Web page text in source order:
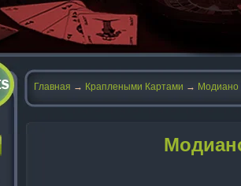
Главная → Краплеными Картами → Модиано